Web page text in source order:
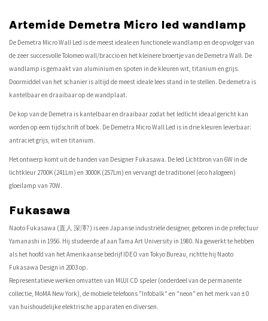
Artemide Demetra Micro led wandlamp
De Demetra Micro Wall Led is de meest ideale en functionele wandlamp en de opvolger van
de zeer succesvolle Tolomeo wall/braccio en het kleinere broertje van de Demetra Wall. De
wandlamp is gemaakt van aluminium en spoten in de kleuren wit, titanium en grijs.
Doormiddel van het schanier is altijd de meest ideale lees stand in te stellen. De demetra is
kantelbaar en draaibaar op de wandplaat.
De kop van de Demetra is kantelbaar en draaibaar zodat het ledlicht ideaal gericht kan
worden op eem tijdschrift of boek. De Demetra Micro Wall Led is in drie kleuren leverbaar:
antraciet grijs, wit en titanium.
Het ontwerp komt uit de handen van Designer Fukasawa. De led Lichtbron van 6W in de
lichtkleur 2700K (241Lm) en 3000K (257Lm) en vervangt de traditionel (eco halogeen)
gloeilamp van 70W.
Fukasawa
Naoto Fukasawa (直人 深澤?) is een Japanse industriële designer, geboren in de prefectuur
Yamanashi in 1956. Hij studeerde af aan Tama Art University in 1980. Na gewerkt te hebben
als het hoofd van het Amerikaanse bedrijf IDEO van Tokyo Bureau, richtte hij Naoto
Fukasawa Design in 2003 op.
Representatieve werken omvatten van MUJI CD speler (onderdeel van de permanente
collectie, MoMA New York), de mobiele telefoons "Infobalk" en "neon" en het merk van ± 0
van huishoudelijke elektrische apparaten en diversen.